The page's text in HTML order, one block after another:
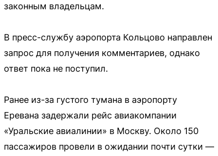
законным владельцам.
В пресс-службу аэропорта Кольцово направлен
запрос для получения комментариев, однако
ответ пока не поступил.
Ранее из-за густого тумана в аэропорту
Еревана задержали рейс авиакомпании
«Уральские авиалинии» в Москву. Около 150
пассажиров провели в ожидании почти сутки —